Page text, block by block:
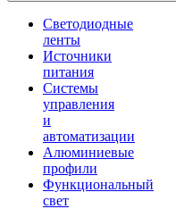
Светодиодные
ленты
Источники
питания
Системы
управления
и
автоматизации
Алюминиевые
профили
Функциональный
свет